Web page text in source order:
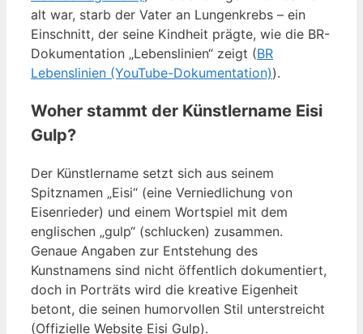
alt war, starb der Vater an Lungenkrebs – ein
Einschnitt, der seine Kindheit prägte, wie die BR-
Dokumentation „Lebenslinien“ zeigt (BR
Lebenslinien (YouTube-Dokumentation)).
Woher stammt der Künstlername Eisi
Gulp?
Der Künstlername setzt sich aus seinem
Spitznamen „Eisi“ (eine Verniedlichung von
Eisenrieder) und einem Wortspiel mit dem
englischen „gulp“ (schlucken) zusammen.
Genaue Angaben zur Entstehung des
Kunstnamens sind nicht öffentlich dokumentiert,
doch in Porträts wird die kreative Eigenheit
betont, die seinen humorvollen Stil unterstreicht
(Offizielle Website Eisi Gulp).